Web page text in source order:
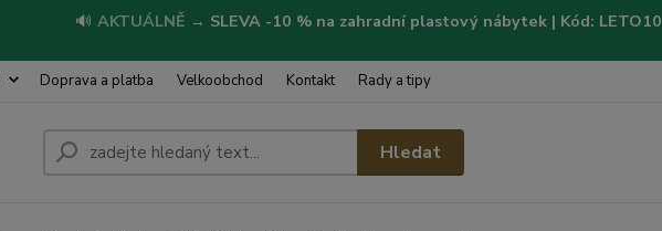
🔊 AKTUÁLNĚ → SLEVA -10 % na zahradní plastový nábytek | Kód: LETO10
Doprava a platba Velkoobchod Kontakt Rady a tipy
Hledat